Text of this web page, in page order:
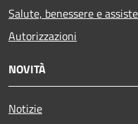
Salute, benessere e
Autorizzazioni
NOVITÀ
Notizie